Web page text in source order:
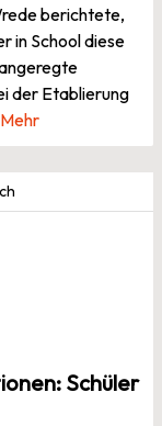
berichtete,
in School diese
der Etablierung
Mehr
Schüler